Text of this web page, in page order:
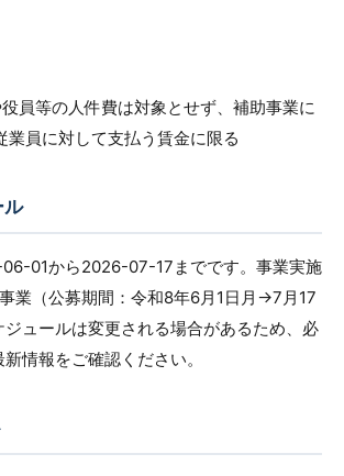
役員等の人件費は対象とせず、補助事業に
業員に対して支払う賃金に限る
ル
01から2026-07-17までです。事業実施
業（公募期間：令和8年6月1日月→7月17
ジュールは変更される場合があるため、必
情報をご確認ください。